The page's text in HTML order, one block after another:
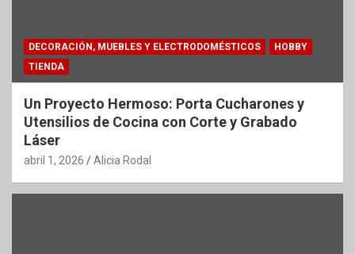
DECORACIÓN, MUEBLES Y ELECTRODOMÉSTICOS
HOBBY
TIENDA
Un Proyecto Hermoso: Porta Cucharones y
Utensilios de Cocina con Corte y Grabado
Láser
abril 1, 2026 Alicia Rodal